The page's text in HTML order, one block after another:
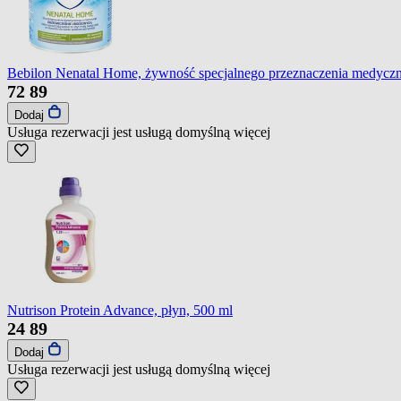
Bebilon Nenatal Home, żywność specjalnego przeznaczenia
72 89
Dodaj
Usługa rezerwacji jest usługą domyślną więcej
Nutrison Protein Advance, płyn, 500 ml
24 89
Dodaj
Usługa rezerwacji jest usługą domyślną więcej